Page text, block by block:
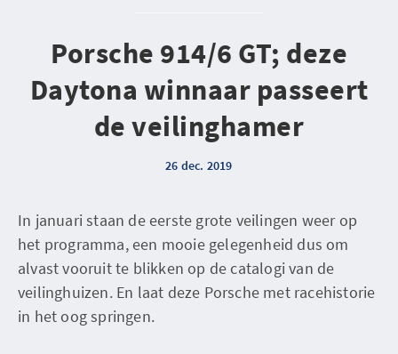
Porsche 914/6 GT; deze
Daytona winnaar passeert
de veilinghamer
26 dec. 2019
In januari staan de eerste grote veilingen weer op
het programma, een mooie gelegenheid dus om
alvast vooruit te blikken op de catalogi van de
veilinghuizen. En laat deze Porsche met racehistorie
in het oog springen.